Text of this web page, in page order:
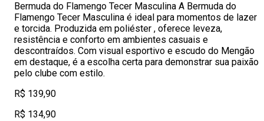
Bermuda do Flamengo Tecer Masculina A Bermuda do
Flamengo Tecer Masculina é ideal para momentos de lazer
e torcida. Produzida em poliéster , oferece leveza,
resistência e conforto em ambientes casuais e
descontraídos. Com visual esportivo e escudo do Mengão
em destaque, é a escolha certa para demonstrar sua paixão
pelo clube com estilo.
R$ 139,90
R$ 134,90